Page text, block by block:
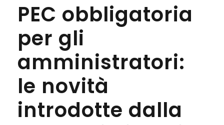
PEC obbligatoria
per gli
amministratori:
le novità
introdotte dalla